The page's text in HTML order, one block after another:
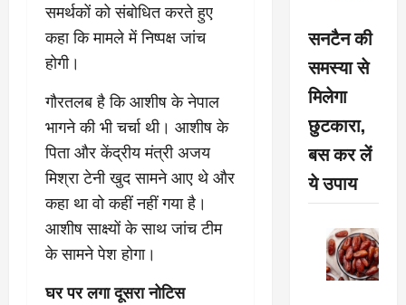
समर्थकों को संबोधित करते हुए
कहा कि मामले में निष्पक्ष जांच
होगी।
गौरतलब है कि आशीष के नेपाल
भागने की भी चर्चा थी। आशीष के
पिता और केंद्रीय मंत्री अजय
मिश्रा टेनी खुद सामने आए थे और
कहा था वो कहीं नहीं गया है।
आशीष साक्ष्यों के साथ जांच टीम
के सामने पेश होगा।
घर पर लगा दूसरा नोटिस
सनटैन की
समस्या से
मिलेगा
छुटकारा,
बस कर लें
ये उपाय